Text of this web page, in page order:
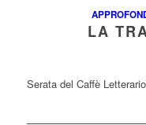
LA
Serata del Caffè